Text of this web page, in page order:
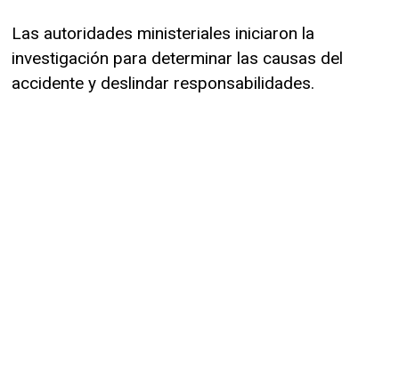
Las autoridades ministeriales iniciaron la
investigación para determinar las causas del
accidente y deslindar responsabilidades.